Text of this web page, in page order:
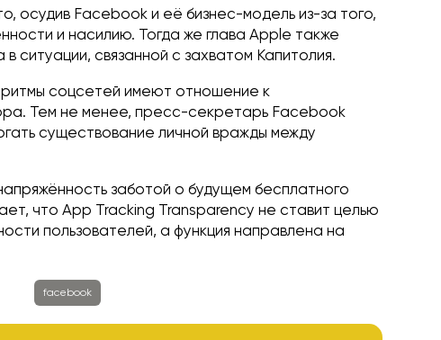
осудив Facebook и её бизнес-модель из-за того,
и насилию. Тогда же глава Apple также
ситуации, связанной с захватом Капитолия.
соцсетей имеют отношение к
Тем не менее, пресс-секретарь Facebook
существование личной вражды между
заботой о будущем бесплатного
что App Tracking Transparency не ставит целью
пользователей, а функция направлена на
facebook